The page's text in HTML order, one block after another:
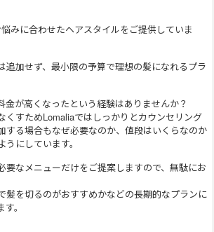
みに合わせたヘアスタイルをご提供していま
追加せず、最小限の予算で理想の髪になれるプラ
金が高くなったという経験はありませんか？
くすためLomaliaではしっかりとカウンセリング
する場合もなぜ必要なのか、値段はいくらなのか
にしています。
要なメニューだけをご提案しますので、無駄にお
髪を切るのがおすすめかなどの長期的なプランに
。